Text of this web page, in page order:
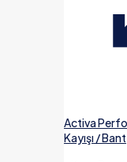
Activa
Kayışı / Bant